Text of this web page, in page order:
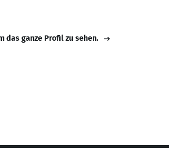
das ganze Profil zu sehen.